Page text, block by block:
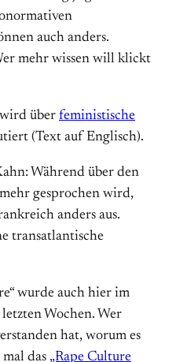
auch anders.
mehr wissen will klickt
über feministische
(Text auf Englisch).
Während über den
gesprochen wird,
anders aus.
transatlantische
wurde auch hier im
Wochen. Wer
hat, worum es
das „Rape Culture